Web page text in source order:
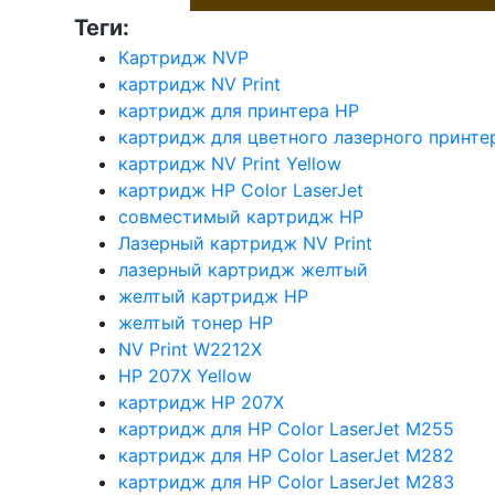
Теги:
Картридж NVP
картридж NV Print
картридж для принтера HP
картридж для цветного лазерного
картридж NV Print Yellow
картридж HP Color LaserJet
совместимый картридж HP
Лазерный картридж NV Print
лазерный картридж желтый
желтый картридж HP
желтый тонер HP
NV Print W2212X
HP 207X Yellow
картридж HP 207X
картридж для HP Color LaserJet M255
картридж для HP Color LaserJet M282
картридж для HP Color LaserJet M283